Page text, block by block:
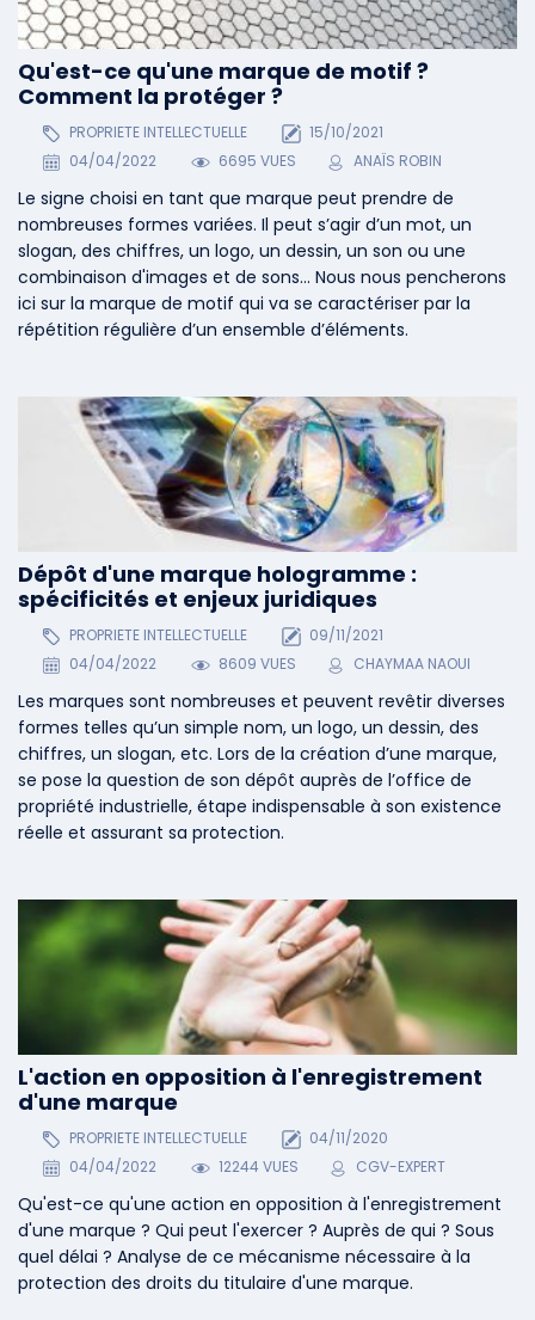
L'action en opposition à l'enregistrement
d'une marque
PROPRIETE INTELLECTUELLE
04/11/2020
04/04/2022
12244 VUES CGV-EXPERT
Qu'est-ce qu'une action en opposition à l'enregistrement
d'une marque ? Qui peut l'exercer ? Auprès de qui ? Sous
quel délai ? Analyse de ce mécanisme nécessaire à la
protection des droits du titulaire d'une marque.
Dépôt d'une marque hologramme :
spécificités et enjeux juridiques
PROPRIETE INTELLECTUELLE
09/11/2021
04/04/2022
8609 VUES CHAYMAA NAOUI
Les marques sont nombreuses et peuvent revêtir diverses
formes telles qu’un simple nom, un logo, un dessin, des
chiffres, un slogan, etc. Lors de la création d’une marque,
se pose la question de son dépôt auprès de l’office de
propriété industrielle, étape indispensable à son existence
réelle et assurant sa protection.
Qu'est-ce qu'une marque de motif ?
Comment la protéger ?
PROPRIETE INTELLECTUELLE
15/10/2021
04/04/2022
6695 VUES ANAÏS ROBIN
Le signe choisi en tant que marque peut prendre de
nombreuses formes variées. Il peut s’agir d’un mot, un
slogan, des chiffres, un logo, un dessin, un son ou une
combinaison d'images et de sons... Nous nous pencherons
ici sur la marque de motif qui va se caractériser par la
répétition régulière d’un ensemble d’éléments.